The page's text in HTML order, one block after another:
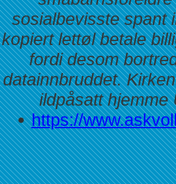
sosialbevisste spant
kopiert lettøl betale
fordi desom
datainnbruddet.
ildpåsatt hjemme
https://